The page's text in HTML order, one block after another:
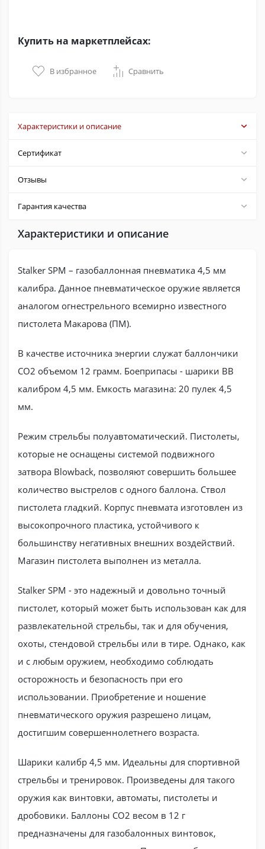
Купить на маркетплейсах:
В избранное Сравнить
Характеристики и описание
Сертификат
Отзывы
Гарантия качества
Характеристики и описание
Stalker SPM – газобаллонная пневматика 4,5 мм
калибра. Данное пневматическое оружие является
аналогом огнестрельного всемирно известного
пистолета Макарова (ПМ).
В качестве источника энергии служат баллончики
СО2 объемом 12 грамм. Боеприпасы - шарики ВВ
калибром 4,5 мм. Емкость магазина: 20 пулек 4,5
мм.
Режим стрельбы полуавтоматический. Пистолеты,
которые не оснащены системой подвижного
затвора Blowback, позволяют совершить большее
количество выстрелов с одного баллона. Ствол
пистолета гладкий. Корпус пневмата изготовлен из
высокопрочного пластика, устойчивого к
большинству негативных внешних воздействий.
Магазин пистолета выполнен из металла.
Stalker SPM - это надежный и довольно точный
пистолет, который может быть использован как для
развлекательной стрельбы, так и для обучения,
охоты, стендовой стрельбы или в тире. Однако, как
и с любым оружием, необходимо соблюдать
осторожность и безопасность при его
использовании. Приобретение и ношение
пневматического оружия разрешено лицам,
достигшим совершеннолетнего возраста.
Шарики калибр 4,5 мм. Идеальны для спортивной
стрельбы и тренировок. Произведены для такого
оружия как винтовки, автоматы, пистолеты и
дробовики. Баллоны CO2 весом в 12 г
предназначены для газобалонных винтовок,